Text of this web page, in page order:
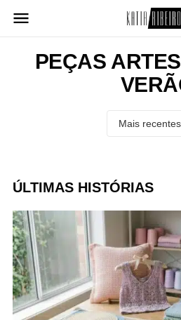
para
conteúdoPEÇAS
ÚLTIMAS HISTÓRIAS